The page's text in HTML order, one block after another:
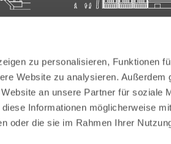
zu personalisieren, Funktionen
Website zu analysieren. Außerdem
an unsere Partner für soziale
Informationen möglicherweise
oder die sie im Rahmen Ihrer
Carl-Oelemann-Weg 5
Tel: +49 6032 782-100
Fax: +49 6032 782-180